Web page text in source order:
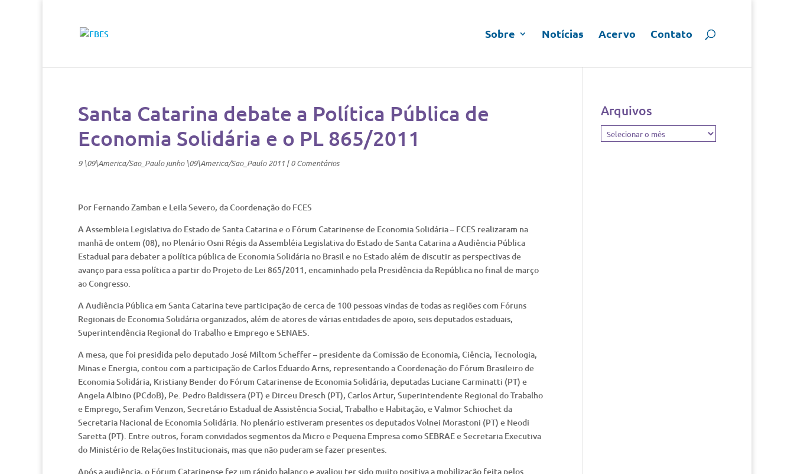
Sobre Notícias Acervo Contato
Santa Catarina debate a Política Pública de
Economia Solidária e o PL 865/2011
9 \09\America/Sao_Paulo junho \09\America/Sao_Paulo 2011 |0 Comentários
Por Fernando Zamban e Leila Severo, da Coordenação do FCES
A Assembleia Legislativa do Estado de Santa Catarina e o Fórum Catarinense de Economia Solidária – FCES realizaram na
manhã de ontem (08), no Plenário Osni Régis da Assembléia Legislativa do Estado de Santa Catarina a Audiência Pública
Estadual para debater a política pública de Economia Solidária no Brasil e no Estado além de discutir as perspectivas de
avanço para essa política a partir do Projeto de Lei 865/2011, encaminhado pela Presidência da República no final de março
ao Congresso.
A Audiência Pública em Santa Catarina teve participação de cerca de 100 pessoas vindas de todas as regiões com Fóruns
Regionais de Economia Solidária organizados, além de atores de várias entidades de apoio, seis deputados estaduais,
Superintendência Regional do Trabalho e Emprego e SENAES.
A mesa, que foi presidida pelo deputado José Miltom Scheffer – presidente da Comissão de Economia, Ciência, Tecnologia,
Minas e Energia, contou com a participação de Carlos Eduardo Arns, representando a Coordenação do Fórum Brasileiro de
Economia Solidária, Kristiany Bender do Fórum Catarinense de Economia Solidária, deputadas Luciane Carminatti (PT) e
Angela Albino (PCdoB), Pe. Pedro Baldissera (PT) e Dirceu Dresch (PT), Carlos Artur, Superintendente Regional do Trabalho
e Emprego, Serafim Venzon, Secretário Estadual de Assistência Social, Trabalho e Habitação, e Valmor Schiochet da
Secretaria Nacional de Economia Solidária. No plenário estiveram presentes os deputados Volnei Morastoni (PT) e Neodi
Saretta (PT). Entre outros, foram convidados segmentos da Micro e Pequena Empresa como SEBRAE e Secretaria Executiva
do Ministério de Relações Institucionais, mas que não puderam se fazer presentes.
Após a audiência, o Fórum Catarinense fez um rápido balanço e avaliou ter sido muito positiva a mobilização feita pelos
Arquivos
Arquivos